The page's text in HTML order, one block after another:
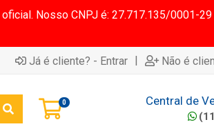
Nosso CNPJ é: 27.717.135/0001-29
Já é cliente? - Entrar | Não é
0 Central de